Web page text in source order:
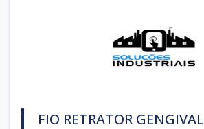
FIO RETRATOR GENGIVAL